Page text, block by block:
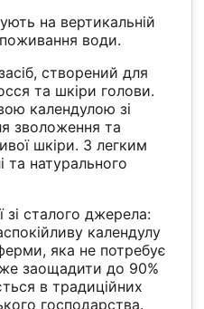
на вертикальній
води.
створений для
та шкіри голови.
календулою зі
зволоження та
шкіри. З легким
та натурального
сталого джерела:
календулу
яка не потребує
заощадити до 90%
в традиційних
господарства.